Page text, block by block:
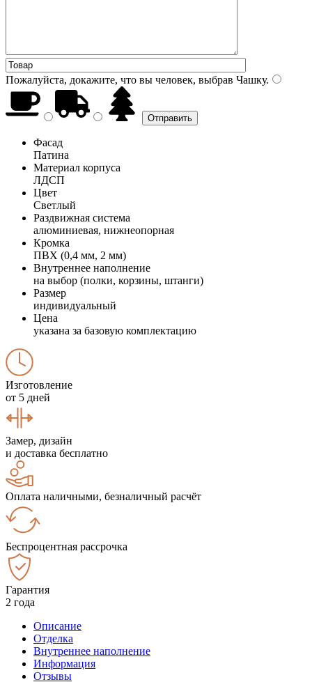
Пожалуйста, докажите, что вы человек, выбрав Чашку.
Фасад
Патина
Материал корпуса
ЛДСП
Цвет
Светлый
Раздвижная система
алюминиевая, нижнеопорная
Кромка
ПВХ (0,4 мм, 2 мм)
Внутреннее наполнение
на выбор (полки, корзины, штанги)
Размер
индивидуальный
Цена
указана за базовую комплектацию
Изготовление
от 5 дней
Замер, дизайн
и доставка бесплатно
Оплата наличными, безналичный расчёт
Беспроцентная рассрочка
Гарантия
2 года
Описание
Отделка
Внутреннее наполнение
Информация
Отзывы